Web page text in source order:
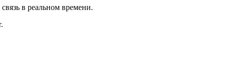
в реальном времени.